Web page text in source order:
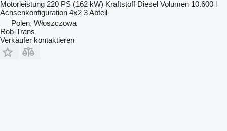
Motorleistung 220 PS (162 kW) Kraftstoff Diesel Volumen 10.600 l
Achsenkonfiguration 4x2 3 Abteil
Polen, Włoszczowa
Rob-Trans
Verkäufer kontaktieren